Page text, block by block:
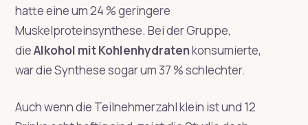
hatte eine um 24 % geringere
Muskelproteinsynthese. Bei der Gruppe,
dieAlkohol mit Kohlenhydratenkonsumierte,
war die Synthese sogar um 37 % schlechter.
Auch wenn die Teilnehmerzahl klein ist und 12